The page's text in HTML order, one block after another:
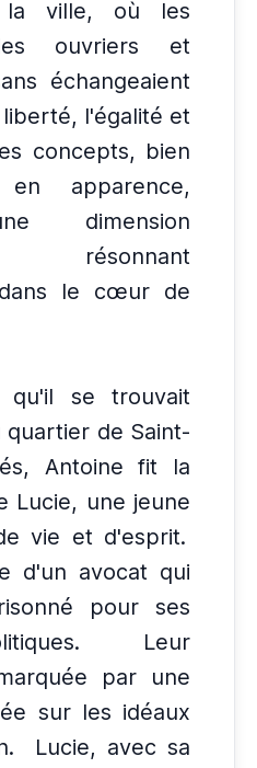
ville, où les
ouvriers et
échangeaient
l'égalité et
concepts, bien
apparence,
dimension
résonnant
le cœur de
qu'il se trouvait
quartier de Saint-
Antoine fit la
Lucie, une jeune
vie et d'esprit.
d'un avocat qui
pour ses
Leur
par une
sur les idéaux
Lucie, avec sa